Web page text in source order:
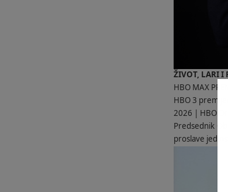
ŽIVOT, LARI I
HBO MAX
HBO 3
2026 | HBO
Predsednik
proslave